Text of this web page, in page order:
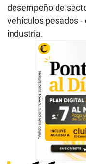
desempeño de
vehículos pesados
industria.